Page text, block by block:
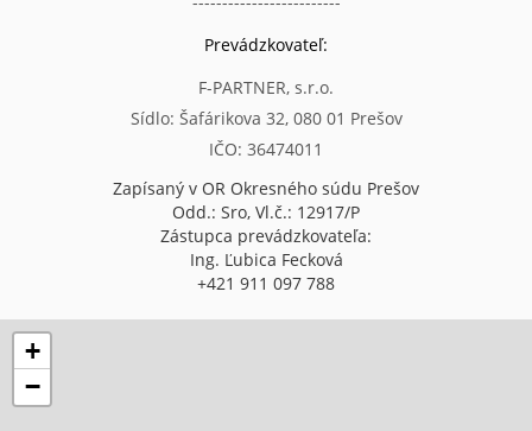
Prevádzkovateľ:
F-PARTNER, s.r.o.
Sídlo: Šafárikova 32, 080 01 Prešov
IČO: 36474011
Zapísaný v OR Okresného súdu Prešov
Odd.: Sro, Vl.č.: 12917/P
Zástupca prevádzkovateľa:
Ing. Ľubica Fecková
+421 911 097 788
+
−